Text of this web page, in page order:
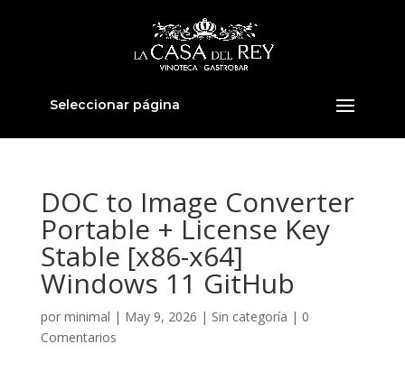
Seleccionar página
DOC to Image Converter
Portable + License Key
Stable [x86-x64]
Windows 11 GitHub
por minimal | May 9, 2026 | Sin categoría | 0
Comentarios